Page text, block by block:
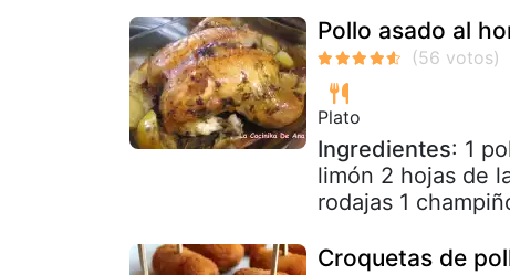
Pollo asado al
Plato
Ingredientes: 1
limón 2 hojas de
rodajas 1
Croquetas de